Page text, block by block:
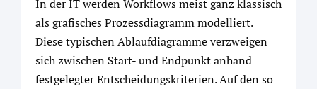
In der IT werden Workflows meist ganz klassisch
als grafisches Prozessdiagramm modelliert.
Diese typischen Ablaufdiagramme verzweigen
sich zwischen Start- und Endpunkt anhand
festgelegter Entscheidungskriterien. Auf den so